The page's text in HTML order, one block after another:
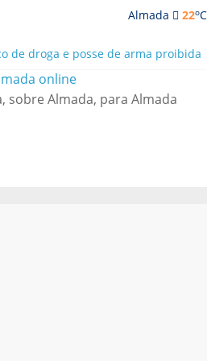
Almada 22oC
de droga e posse de arma proibida
ilações e ensinamentos necessários
e ASAE detectam
e restaurantes
Almada “foi um problema de má
sobre Almada, para Almada